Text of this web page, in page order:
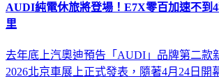
AUDI純電休旅將登場！E7X零百加速不
里
去年底上汽奧迪預告「AUDI」品牌第二款
2026北京車展上正式發表，隨著4月24日開